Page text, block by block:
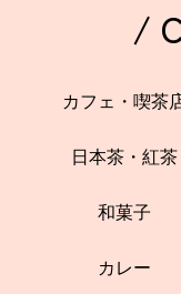
/
カフェ・喫茶
日本茶・紅茶
和菓子
カレー